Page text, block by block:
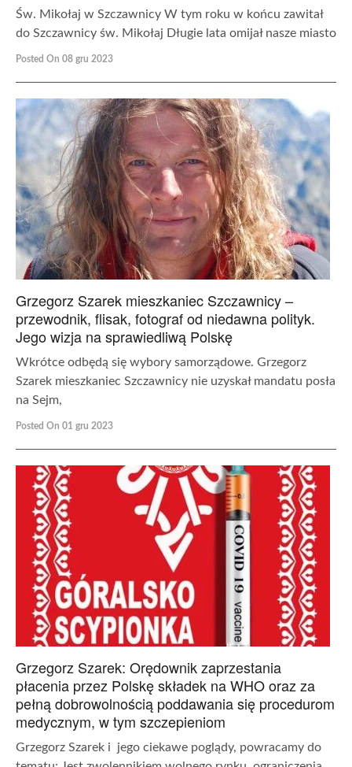
Św. Mikołaj w Szczawnicy W tym roku w końcu zawitał
do Szczawnicy św. Mikołaj Długie lata omijał nasze miasto
Posted On 08 gru 2023
Grzegorz Szarek mieszkaniec Szczawnicy –
przewodnik, flisak, fotograf od niedawna polityk.
Jego wizja na sprawiedliwą Polskę
Wkrótce odbędą się wybory samorządowe. Grzegorz
Szarek mieszkaniec Szczawnicy nie uzyskał mandatu posła
na Sejm,
Posted On 01 gru 2023
Grzegorz Szarek: Orędownik zaprzestania
płacenia przez Polskę składek na WHO oraz za
pełną dobrowolnością poddawania się procedurom
medycznym, w tym szczepieniom
Grzegorz Szarek i jego ciekawe poglądy, powracamy do